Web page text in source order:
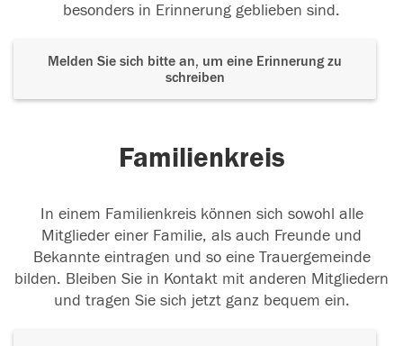
besonders in Erinnerung geblieben sind.
Melden Sie sich bitte an, um eine Erinnerung zu
schreiben
Familienkreis
In einem Familienkreis können sich sowohl alle
Mitglieder einer Familie, als auch Freunde und
Bekannte eintragen und so eine Trauergemeinde
bilden. Bleiben Sie in Kontakt mit anderen Mitgliedern
und tragen Sie sich jetzt ganz bequem ein.